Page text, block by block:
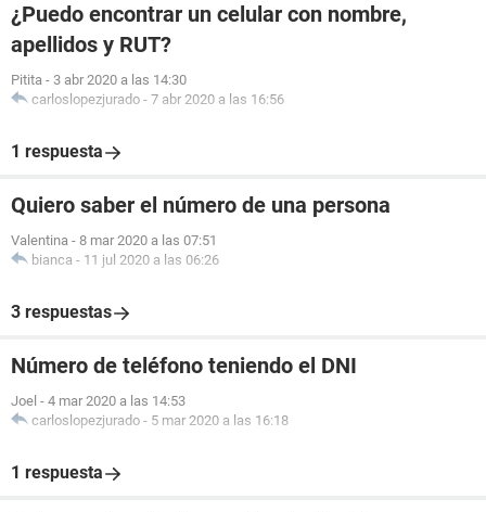
¿Puedo encontrar un celular con nombre,
apellidos y RUT?
Pitita - 3 abr 2020 a las 14:30
carloslopezjurado - 7 abr 2020 a las 16:56
1 respuesta
Quiero saber el número de una persona
Valentina - 8 mar 2020 a las 07:51
bianca - 11 jul 2020 a las 06:26
3 respuestas
Número de teléfono teniendo el DNI
Joel - 4 mar 2020 a las 14:53
carloslopezjurado - 5 mar 2020 a las 16:18
1 respuesta